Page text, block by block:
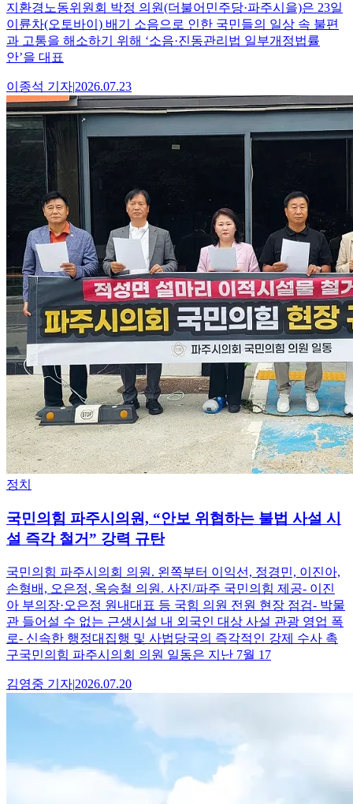
지환경노동위원회 박정 의원(더불어민주당·파주시을)은 23일
이륜차(오토바이) 배기 소음으로 인한 국민들의 일상 속 불편
과 고통을 해소하기 위해 ‘소음·진동관리법 일부개정법률
안’을 대표
이종석 기자|2026.07.23
정치
국민의힘 파주시의원, “안보 위협하는 불법 사설 시
설 즉각 철거” 강력 규탄
국민의힘 파주시의회 의원. 왼쪽부터 이익선, 정경민, 이진아,
손형배, 오은정, 옥승철 의원. 사진/파주 국민의힘 제공- 이진
아 부의장·오은정 원내대표 등 국힘 의원 전원 현장 점검- 박물
관 들어설 수 없는 근생시설 내 외국인 대상 사설 관광 영업 폭
로- 신속한 행정대집행 및 사법당국의 즉각적인 강제 수사 촉
구국민의힘 파주시의회 의원 일동은 지난 7월 17
김영중 기자|2026.07.20